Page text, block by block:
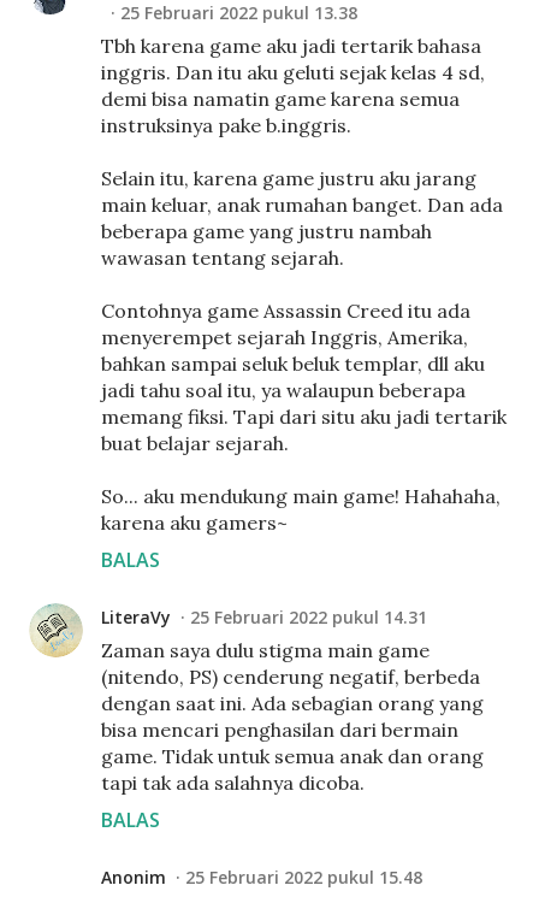
25 Februari 2022 pukul 13.38
Tbh karena game aku jadi tertarik bahasa
inggris. Dan itu aku geluti sejak kelas 4 sd,
demi bisa namatin game karena semua
instruksinya pake b.inggris.
Selain itu, karena game justru aku jarang
main keluar, anak rumahan banget. Dan ada
beberapa game yang justru nambah
wawasan tentang sejarah.
Contohnya game Assassin Creed itu ada
menyerempet sejarah Inggris, Amerika,
bahkan sampai seluk beluk templar, dll aku
jadi tahu soal itu, ya walaupun beberapa
memang fiksi. Tapi dari situ aku jadi tertarik
buat belajar sejarah.
So... aku mendukung main game! Hahahaha,
karena aku gamers~
BALAS
LiteraVy 25 Februari 2022 pukul 14.31
Zaman saya dulu stigma main game
(nitendo, PS) cenderung negatif, berbeda
dengan saat ini. Ada sebagian orang yang
bisa mencari penghasilan dari bermain
game. Tidak untuk semua anak dan orang
tapi tak ada salahnya dicoba.
BALAS
Anonim 25 Februari 2022 pukul 15.48